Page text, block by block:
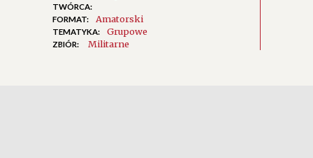
TWÓRCA:
FORMAT:
Amatorski
TEMATYKA: Grupowe
ZBIÓR: Militarne